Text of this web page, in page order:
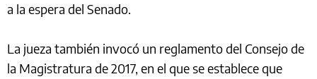
a la espera del Senado.
La jueza también invocó un reglamento del Consejo de
la Magistratura de 2017, en el que se establece que